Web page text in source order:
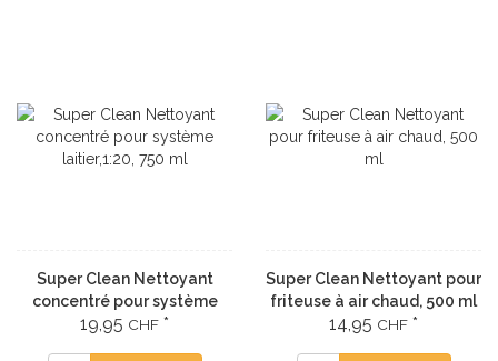
Super Clean Nettoyant
concentré pour système
laitier,1:20, 750 ml
19,95 CHF *
Super Clean Nettoyant pour
friteuse à air chaud, 500 ml
14,95 CHF *